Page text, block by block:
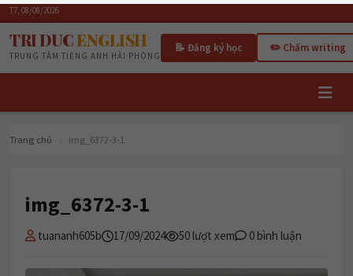
T7, 08/08/2026
TRI DUCENGLISH
TRUNG TÂM TIẾNG ANH HẢI PHÒNG
📝 Đăng ký học ✏️ Chấm writing
Trang chủ img_6372-3-1
img_6372-3-1
tuananh605b 17/09/2024 50 lượt xem 0 bình luận